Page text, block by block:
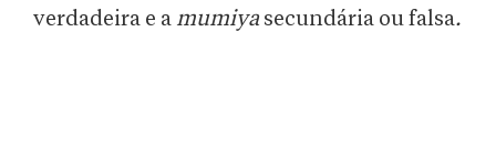
verdadeira e a mumiya secundária ou falsa.